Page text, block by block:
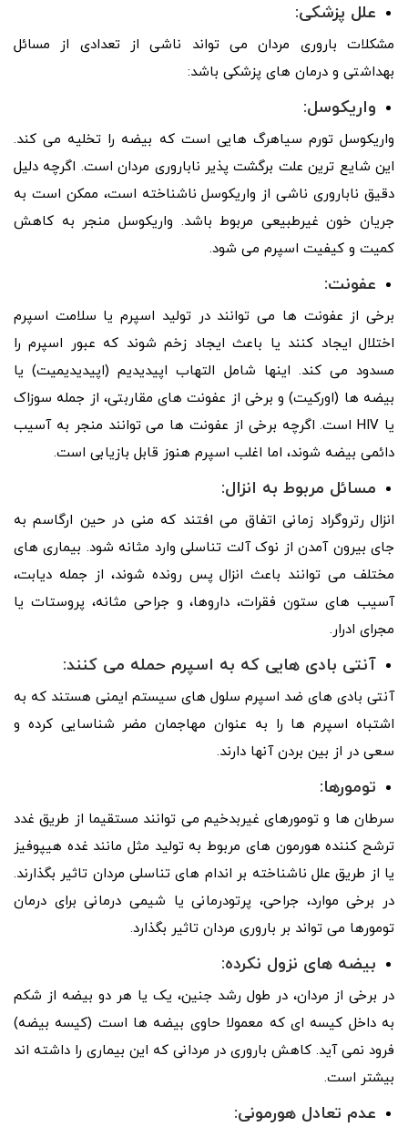
علل پزشکی:
مشکلات باروری مردان می تواند ناشی از تعدادی از مسائل
بهداشتی و درمان های پزشکی باشد:
واریکوسل:
واریکوسل تورم سیاهرگ هایی است که بیضه را تخلیه می کند.
این شایع ترین علت برگشت پذیر ناباروری مردان است. اگرچه دلیل
دقیق ناباروری ناشی از واریکوسل ناشناخته است، ممکن است به
جریان خون غیرطبیعی مربوط باشد. واریکوسل منجر به کاهش
کمیت و کیفیت اسپرم می شود.
عفونت:
برخی از عفونت ها می توانند در تولید اسپرم یا سلامت اسپرم
اختلال ایجاد کنند یا باعث ایجاد زخم شوند که عبور اسپرم را
مسدود می کند. اینها شامل التهاب اپیدیدیم (اپیدیدیمیت) یا
بیضه ها (اورکیت) و برخی از عفونت های مقاربتی، از جمله سوزاک
یا HIV است. اگرچه برخی از عفونت ها می توانند منجر به آسیب
دائمی بیضه شوند، اما اغلب اسپرم هنوز قابل بازیابی است.
مسائل مربوط به انزال:
انزال رتروگراد زمانی اتفاق می افتند که منی در حین ارگاسم به
جای بیرون آمدن از نوک آلت تناسلی وارد مثانه شود. بیماری های
مختلف می توانند باعث انزال پس رونده شوند، از جمله دیابت،
آسیب های ستون فقرات، داروها، و جراحی مثانه، پروستات یا
مجرای ادرار.
آنتی بادی هایی که به اسپرم حمله می کنند:
آنتی بادی های ضد اسپرم سلول های سیستم ایمنی هستند که به
اشتباه اسپرم ها را به عنوان مهاجمان مضر شناسایی کرده و
سعی در از بین بردن آنها دارند.
تومورها:
سرطان ها و تومورهای غیربدخیم می توانند مستقیما از طریق غدد
ترشح کننده هورمون های مربوط به تولید مثل مانند غده هیپوفیز
یا از طریق علل ناشناخته بر اندام های تناسلی مردان تاثیر بگذارند.
در برخی موارد، جراحی، پرتودرمانی یا شیمی درمانی برای درمان
تومورها می تواند بر باروری مردان تاثیر بگذارد.
بیضه های نزول نکرده:
در برخی از مردان، در طول رشد جنین، یک یا هر دو بیضه از شکم
به داخل کیسه ای که معمولا حاوی بیضه ها است (کیسه بیضه)
فرود نمی آید. کاهش باروری در مردانی که این بیماری را داشته اند
بیشتر است.
عدم تعادل هورمونی: